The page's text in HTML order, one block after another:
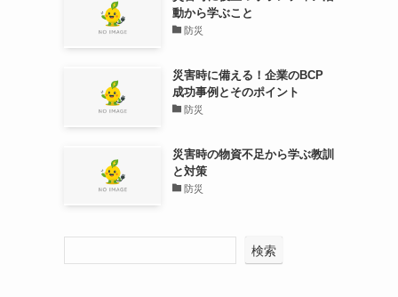
動から学ぶこと
防災
災害時に備える！企業のBCP
成功事例とそのポイント
防災
災害時の物資不足から学ぶ教訓
と対策
防災
検索